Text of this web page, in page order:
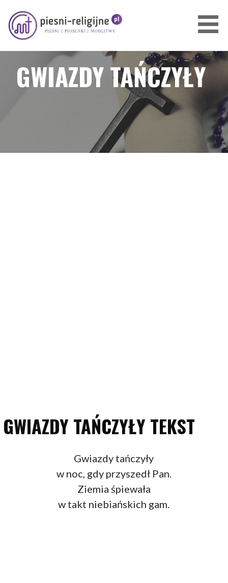
treści
PIOSENKI I PIEŚNI RELIGIJNE
GWIAZDY TAŃCZYŁY
GWIAZDY TAŃCZYŁY TEKST
Gwiazdy tańczyły
w noc, gdy przyszedł Pan.
Ziemia śpiewała
w takt niebiańskich gam.